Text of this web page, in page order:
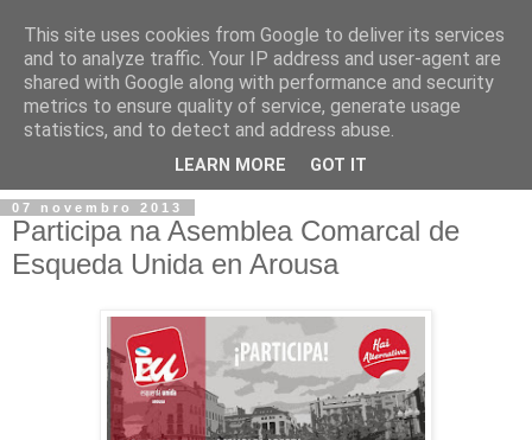
07 novembro 2013
Participa na Asemblea Comarcal de
Esqueda Unida en Arousa
This site uses cookies from Google to deliver its services
and to analyze traffic. Your IP address and user-agent are
shared with Google along with performance and security
metrics to ensure quality of service, generate usage
statistics, and to detect and address abuse.
LEARN MORE GOT IT